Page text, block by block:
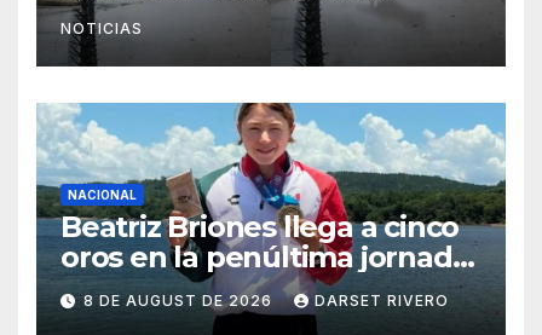
NOTICIAS
NACIONAL
Beatriz Briones llega a cinco
oros en la penúltima jornada
de Santo Domingo 2026
8 DE AUGUST DE 2026 DARSET RIVERO